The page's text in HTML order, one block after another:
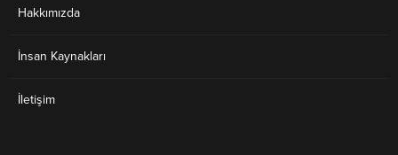
Hakkımızda
İnsan Kaynakları
İletişim